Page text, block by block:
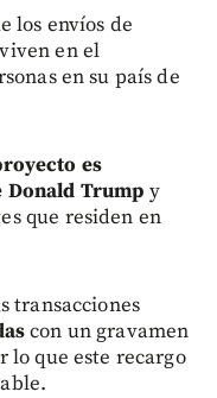
los envíos de
en el
en su país de
es
Donald Trump y
que residen en
transacciones
con un gravamen
lo que este recargo